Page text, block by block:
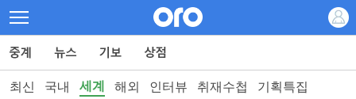
최신 국내 세계 해외 인터뷰 취재수첩 기획특집